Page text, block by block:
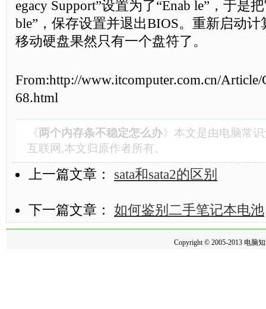
egacy Support”设置为了“Enab le”，于是
ble”，保存设置并退出BIOS。重新启动
移动硬盘果然只有一个盘符了。
From:http://www.itcomputer.com.cn/
68.html
《两个内存条不稳定怎么办》本文是由电脑常识
互联网,本文归原作者所有。
上一篇文章： sata和sata2的区别
下一篇文章： 如何鉴别二手笔记本电池
Copyright © 2005-2013 电脑